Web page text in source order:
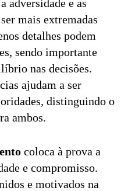
adversidade e as
mais extremadas
detalhes podem
sendo importante
nas decisões.
ajudam a ser
distinguindo o
ambos.
coloca à prova a
e compromisso.
e motivados na